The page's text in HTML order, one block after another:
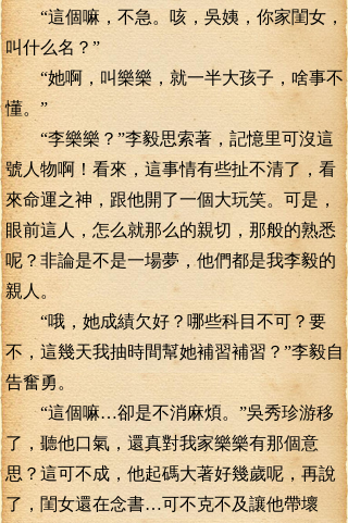
“這個嘛，不急。咳，吳姨，你家閨女，
叫什么名？”
“她啊，叫樂樂，就一半大孩子，啥事不
懂。”
“李樂樂？”李毅思索著，記憶里可沒這
號人物啊！看來，這事情有些扯不清了，看
來命運之神，跟他開了一個大玩笑。可是，
眼前這人，怎么就那么的親切，那般的熟悉
呢？非論是不是一場夢，他們都是我李毅的
親人。
“哦，她成績欠好？哪些科目不可？要
不，這幾天我抽時間幫她補習補習？”李毅自
告奮勇。
“這個嘛…卻是不消麻煩。”吳秀珍游移
了，聽他口氣，還真對我家樂樂有那個意
思？這可不成，他起碼大著好幾歲呢，再說
了，閨女還在念書…可不克不及讓他帶壞